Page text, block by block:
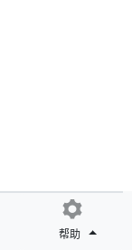
帮助